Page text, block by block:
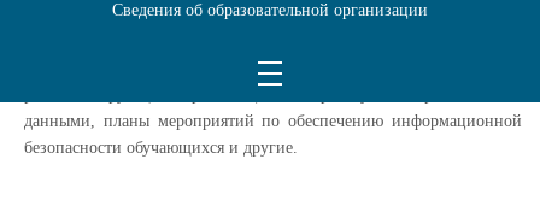
В данном разделе размещаются документы (копии документов),
данными, планы мероприятий по обеспечению информационной
безопасности обучающихся и другие.
Сведения об образовательной организации